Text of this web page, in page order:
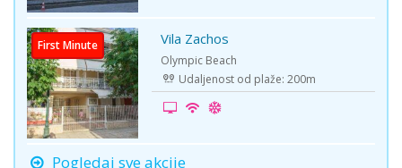
Vila Zachos
Olympic Beach
Udaljenost od plaže: 200m
Pogledaj sve akcije